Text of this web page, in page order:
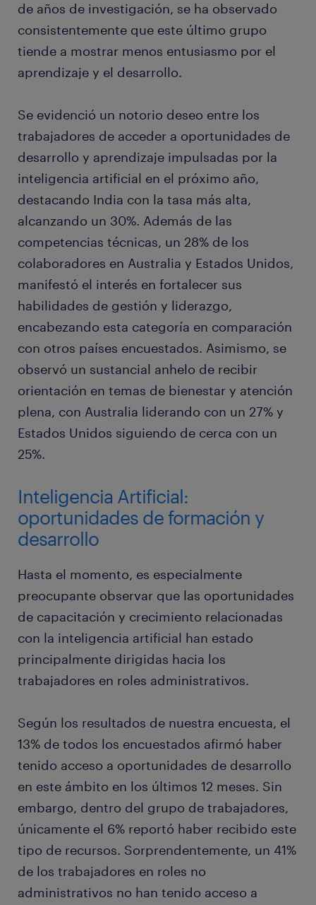
de años de investigación, se ha observado
consistentemente que este último grupo
tiende a mostrar menos entusiasmo por el
aprendizaje y el desarrollo.
Se evidenció un notorio deseo entre los
trabajadores de acceder a oportunidades de
desarrollo y aprendizaje impulsadas por la
inteligencia artificial en el próximo año,
destacando India con la tasa más alta,
alcanzando un 30%. Además de las
competencias técnicas, un 28% de los
colaboradores en Australia y Estados Unidos,
manifestó el interés en fortalecer sus
habilidades de gestión y liderazgo,
encabezando esta categoría en comparación
con otros países encuestados. Asimismo, se
observó un sustancial anhelo de recibir
orientación en temas de bienestar y atención
plena, con Australia liderando con un 27% y
Estados Unidos siguiendo de cerca con un
25%.
Inteligencia Artificial:
oportunidades de formación y
desarrollo
Hasta el momento, es especialmente
preocupante observar que las oportunidades
de capacitación y crecimiento relacionadas
con la inteligencia artificial han estado
principalmente dirigidas hacia los
trabajadores en roles administrativos.
Según los resultados de nuestra encuesta, el
13% de todos los encuestados afirmó haber
tenido acceso a oportunidades de desarrollo
en este ámbito en los últimos 12 meses. Sin
embargo, dentro del grupo de trabajadores,
únicamente el 6% reportó haber recibido este
tipo de recursos. Sorprendentemente, un 41%
de los trabajadores en roles no
administrativos no han tenido acceso a